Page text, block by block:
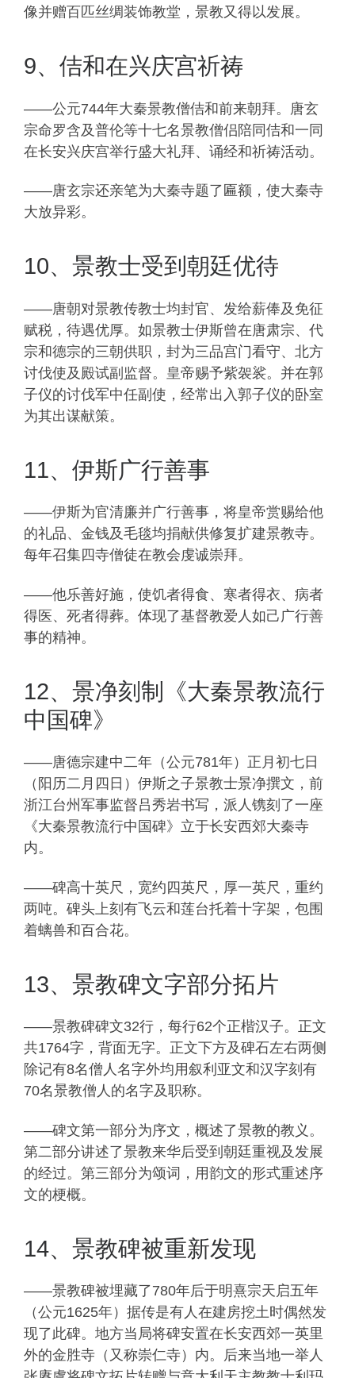
像并赠百匹丝绸装饰教堂，景教又得以发展。
9、佶和在兴庆宫祈祷
——公元744年大秦景教僧佶和前来朝拜。唐玄
宗命罗含及普伦等十七名景教僧侣陪同佶和一同
在长安兴庆宫举行盛大礼拜、诵经和祈祷活动。
——唐玄宗还亲笔为大秦寺题了匾额，使大秦寺
大放异彩。
10、景教士受到朝廷优待
——唐朝对景教传教士均封官、发给薪俸及免征
赋税，待遇优厚。如景教士伊斯曾在唐肃宗、代
宗和德宗的三朝供职，封为三品宫门看守、北方
讨伐使及殿试副监督。皇帝赐予紫袈裟。并在郭
子仪的讨伐军中任副使，经常出入郭子仪的卧室
为其出谋献策。
11、伊斯广行善事
——伊斯为官清廉并广行善事，将皇帝赏赐给他
的礼品、金钱及毛毯均捐献供修复扩建景教寺。
每年召集四寺僧徒在教会虔诚崇拜。
——他乐善好施，使饥者得食、寒者得衣、病者
得医、死者得葬。体现了基督教爱人如己广行善
事的精神。
12、景净刻制《大秦景教流行
中国碑》
——唐德宗建中二年（公元781年）正月初七日
（阳历二月四日）伊斯之子景教士景净撰文，前
浙江台州军事监督吕秀岩书写，派人镌刻了一座
《大秦景教流行中国碑》立于长安西郊大秦寺
内。
——碑高十英尺，宽约四英尺，厚一英尺，重约
两吨。碑头上刻有飞云和莲台托着十字架，包围
着螭兽和百合花。
13、景教碑文字部分拓片
——景教碑碑文32行，每行62个正楷汉子。正文
共1764字，背面无字。正文下方及碑石左右两侧
除记有8名僧人名字外均用叙利亚文和汉字刻有
70名景教僧人的名字及职称。
——碑文第一部分为序文，概述了景教的教义。
第二部分讲述了景教来华后受到朝廷重视及发展
的经过。第三部分为颂词，用韵文的形式重述序
文的梗概。
14、景教碑被重新发现
——景教碑被埋藏了780年后于明熹宗天启五年
（公元1625年）据传是有人在建房挖土时偶然发
现了此碑。地方当局将碑安置在长安西郊一英里
外的金胜寺（又称崇仁寺）内。后来当地一举人